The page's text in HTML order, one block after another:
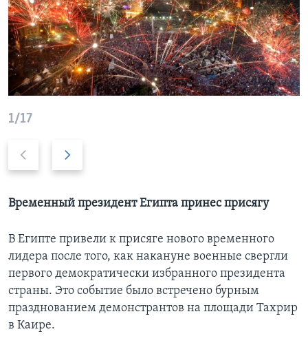
Learning English
СОЦИАЛЬНЫЕ СЕТИ
Языки
1/17
Previous
Дальше
Временный президент Египта принес присягу
В Египте привели к присяге нового временного
лидера после того, как накануне военные свергли
первого демократически избранного президента
страны. Это событие было встречено бурным
празднованием демонстрантов на площади Тахрир
в Каире.